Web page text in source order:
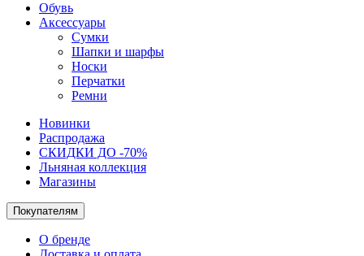
Обувь
Аксессуары
Сумки
Шапки и шарфы
Носки
Перчатки
Ремни
Новинки
Распродажа
СКИДКИ ДО -70%
Льняная коллекция
Магазины
Покупателям
О бренде